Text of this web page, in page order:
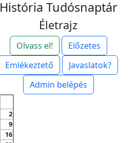
História Tudósnaptár
Életrajz
Olvass el!
Előzetes
Emlékeztető
Javaslatok?
Admin belépés
2
9
16